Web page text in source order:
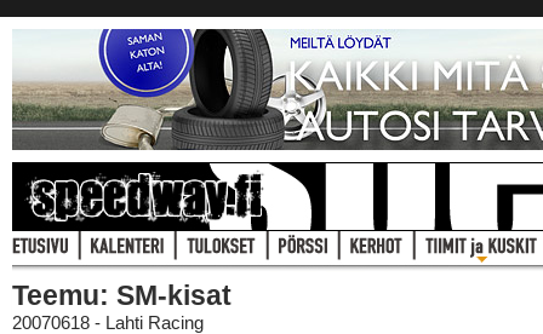
Teemu: SM-kisat
20070618 - Lahti Racing